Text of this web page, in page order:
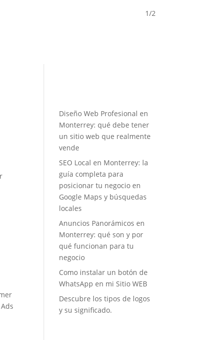
1/2
Diseño Web Profesional en
Monterrey: qué debe tener
un sitio web que realmente
vende
SEO Local en Monterrey: la
guía completa para
posicionar tu negocio en
Google Maps y búsquedas
locales
Anuncios Panorámicos en
Monterrey: qué son y por
qué funcionan para tu
negocio
Como instalar un botón de
WhatsApp en mi Sitio WEB
Descubre los tipos de logos
y su significado.